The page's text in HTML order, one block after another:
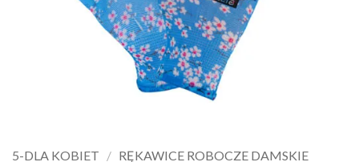
5-DLA KOBIET / RĘKAWICE ROBOCZE DAMSKIE